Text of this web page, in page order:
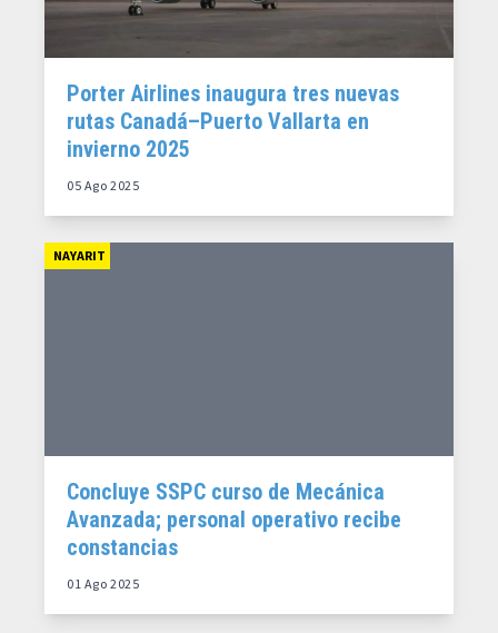
Porter Airlines inaugura tres nuevas
rutas Canadá–Puerto Vallarta en
invierno 2025
05 Ago 2025
NAYARIT
Concluye SSPC curso de Mecánica
Avanzada; personal operativo recibe
constancias
01 Ago 2025